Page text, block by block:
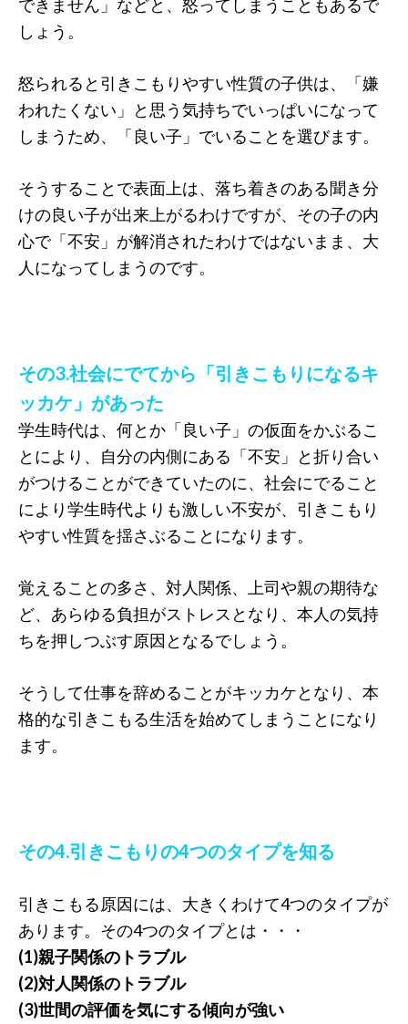
できません」などと、怒ってしまうこともあるで
しょう。
怒られると引きこもりやすい性質の子供は、「嫌
われたくない」と思う気持ちでいっぱいになって
しまうため、「良い子」でいることを選びます。
そうすることで表面上は、落ち着きのある聞き分
けの良い子が出来上がるわけですが、その子の内
心で「不安」が解消されたわけではないまま、大
人になってしまうのです。
その3.社会にでてから「引きこもりになるキ
ッカケ」があった
学生時代は、何とか「良い子」の仮面をかぶるこ
とにより、自分の内側にある「不安」と折り合い
がつけることができていたのに、社会にでること
により学生時代よりも激しい不安が、引きこもり
やすい性質を揺さぶることになります。
覚えることの多さ、対人関係、上司や親の期待な
ど、あらゆる負担がストレスとなり、本人の気持
ちを押しつぶす原因となるでしょう。
そうして仕事を辞めることがキッカケとなり、本
格的な引きこもる生活を始めてしまうことになり
ます。
その4.引きこもりの4つのタイプを知る
引きこもる原因には、大きくわけて4つのタイプが
あります。その4つのタイプとは・・・
(1)親子関係のトラブル
(2)対人関係のトラブル
(3)世間の評価を気にする傾向が強い